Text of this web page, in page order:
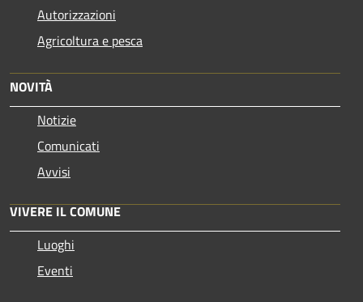
Autorizzazioni
Agricoltura e pesca
NOVITÀ
Notizie
Comunicati
Avvisi
VIVERE IL COMUNE
Luoghi
Eventi